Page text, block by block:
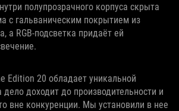
полупрозрачного корпуса скрыта
с гальваническим покрытием из
а RGB‑подсветка придаёт ей
Edition 20 обладает уникальной
дело доходит до производительности и
вне конкуренции. Мы установили в нее